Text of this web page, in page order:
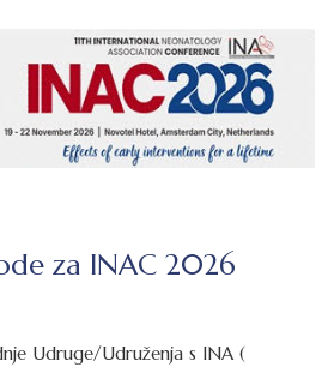
za INAC 2026
Udruge/Udruženja s INA (